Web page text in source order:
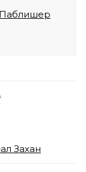
Захан